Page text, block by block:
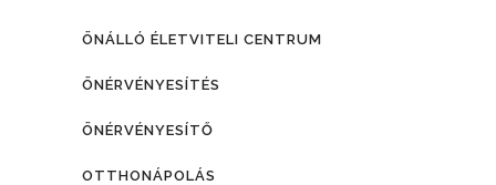
ÖNÁLLÓ ÉLETVITELI CENTRUM
ÖNÉRVÉNYESÍTÉS
ÖNÉRVÉNYESÍTŐ
OTTHONÁPOLÁS